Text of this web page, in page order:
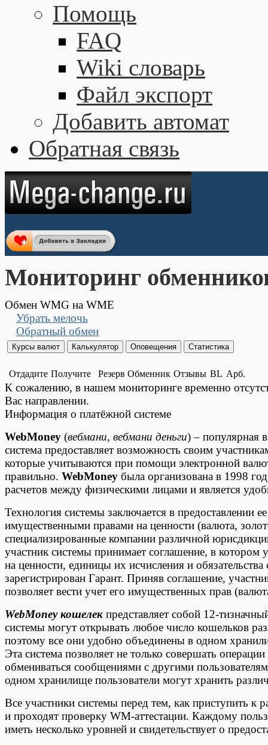
Помощь
FAQ
Wiki словарь
Файл экспорт
Добавить автомат
Обратная связь
Мониторинг
Обмен WMG на WME
Убрать мелочь
Обратный обмен
Отдадите Получите Резерв Обменник Отзывы BL Арб.
К сожалению, в нашем мониторинге временно
Вас направлении.
Информация о платёжной системе
WebMoney (вебмани, вебмани деньги) – популярная
система предоставляет возможность своим
которые учитываются при помощи электронной
правильно. WebMoney была организована в 1998
расчетов между физическими лицами и является
Технология системы заключается в предоставлении
имущественными правами на ценности (валюта,
специализированные компании различной
участник системы принимает соглашение, в
на ценности, единицы их исчисления и
зарегистрирован Гарант. Приняв соглашение,
позволяет вести учет его имущественных прав
WebMoney кошелек представляет собой 12-
системы могут открывать любое число кошельков
поэтому все они удобно объединены в одном
Эта система позволяет не только совершать
обмениваться сообщениями с другими
одном хранилище пользователи могут хранить
Все участники системы перед тем, как приступить к
и проходят проверку WM-аттестации. Каждому
иметь несколько уровней и свидетельствует о